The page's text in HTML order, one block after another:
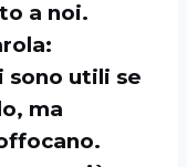
a noi.
sono utili se
ma